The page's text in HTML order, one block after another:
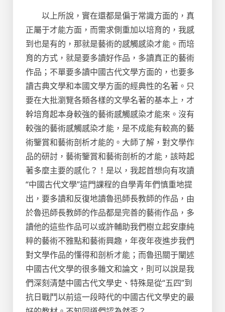
以上所說，實在還都是偏于常識方面的，真
正屬于才能方面，而需求側重加以培育的，我感
到也是有的，那就是藝術的感觸感染才能。而培
育的方式，就是要多讀好作品，多讀真正的藝術
作品；不單要多讀中國古代文學方面的，也要多
讀古典文學和本國文學方面的經典性的名著。只
要在大批瀏覽各類各樣的文學名著的基本上，才
幹培育起本身較強的藝術感觸感染才能來。沒有
較強的藝術感觸感染才能，是不成能有較高的藝
術鑒賞和藝術剖析才能的。大師了解，對文學作
品的研討，藝術鑒賞和藝術剖析的才能，該時起
著多麼主要的感化？！是以，我起首想向有攻讀
“中國古代文學”這門課程的自學青年們慎重地提
出，要多讀和反復地讀魯迅師長教師的作品，由
於魯迅師長教師的作品都是完善的藝術作品，多
讀他的這些作品可以或許輔助我們樹立起安康純
粹的藝術不雅點和藝術興趣，年夜年夜進步我們
對文學作品的懂得和剖析才能；而魯迅關于闡述
中國古代文學的很多雜文和論文，則可以說是我
們深刻清楚中國古代文學史、特殊是從“五四”到
抗日戰鬥以前這一段時代的中國古代文學史的最